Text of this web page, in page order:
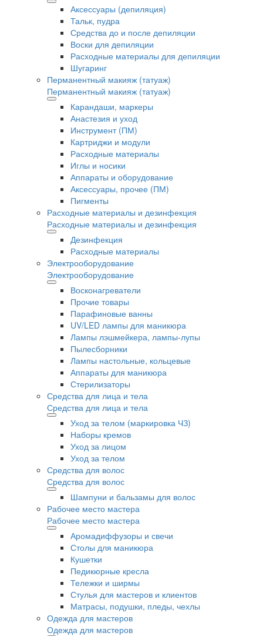
Аксессуары (депиляция)
Тальк, пудра
Средства до и после депиляции
Воски для депиляции
Расходные материалы для депиляции
Шугаринг
Перманентный макияж (татуаж)
Перманентный макияж (татуаж)
Карандаши, маркеры
Анастезия и уход
Инструмент (ПМ)
Картриджи и модули
Расходные материалы
Иглы и носики
Аппараты и оборудование
Аксессуары, прочее (ПМ)
Пигменты
Расходные материалы и дезинфекция
Расходные материалы и дезинфекция
Дезинфекция
Расходные материалы
Электрооборудование
Электрооборудование
Восконагреватели
Прочие товары
Парафиновые ванны
UV/LED лампы для маникюра
Лампы лэшмейкера, лампы-лупы
Пылесборники
Лампы настольные, кольцевые
Аппараты для маникюра
Стерилизаторы
Средства для лица и тела
Средства для лица и тела
Уход за телом (маркировка ЧЗ)
Наборы кремов
Уход за лицом
Уход за телом
Средства для волос
Средства для волос
Шампуни и бальзамы для волос
Рабочее место мастера
Рабочее место мастера
Аромадиффузоры и свечи
Столы для маникюра
Кушетки
Педикюрные кресла
Тележки и ширмы
Стулья для мастеров и клиентов
Матрасы, подушки, пледы, чехлы
Одежда для мастеров
Одежда для мастеров